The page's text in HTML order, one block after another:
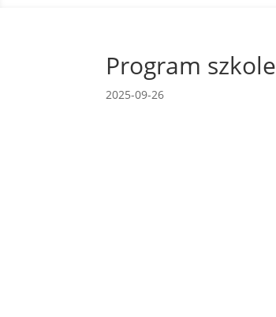
Program
2025-09-26